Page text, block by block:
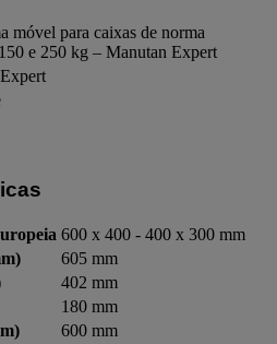
móvel para caixas de norma
e 250 kg – Manutan Expert
600 x 400 - 400 x 300 mm
605 mm
402 mm
180 mm
600 mm